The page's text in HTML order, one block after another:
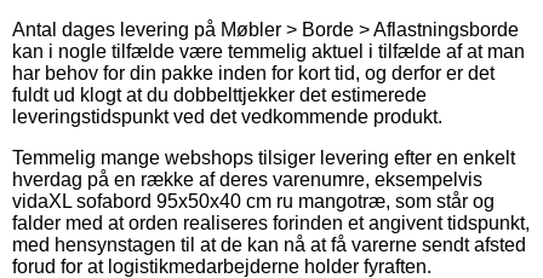
Antal dages levering på Møbler > Borde > Aflastningsborde
kan i nogle tilfælde være temmelig aktuel i tilfælde af at man
har behov for din pakke inden for kort tid, og derfor er det
fuldt ud klogt at du dobbelttjekker det estimerede
leveringstidspunkt ved det vedkommende produkt.
Temmelig mange webshops tilsiger levering efter en enkelt
hverdag på en række af deres varenumre, eksempelvis
vidaXL sofabord 95x50x40 cm ru mangotræ, som står og
falder med at orden realiseres forinden et angivent tidspunkt,
med hensynstagen til at de kan nå at få varerne sendt afsted
forud for at logistikmedarbejderne holder fyraften.